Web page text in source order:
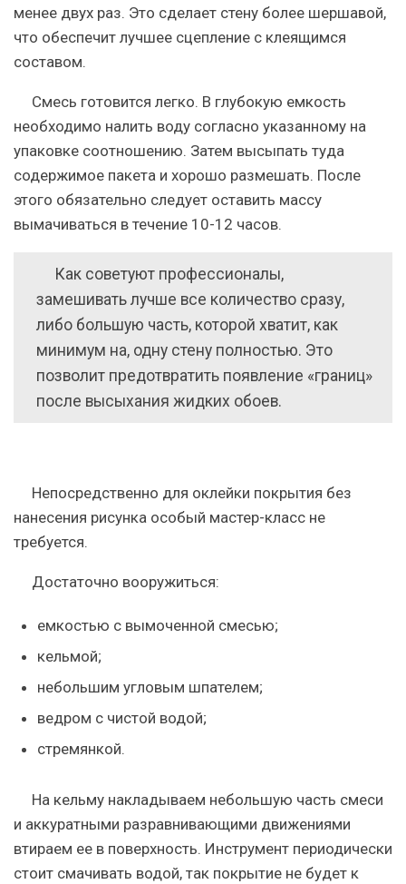
менее двух раз. Это сделает стену более шершавой,
что обеспечит лучшее сцепление с клеящимся
составом.
Смесь готовится легко. В глубокую емкость
необходимо налить воду согласно указанному на
упаковке соотношению. Затем высыпать туда
содержимое пакета и хорошо размешать. После
этого обязательно следует оставить массу
вымачиваться в течение 10-12 часов.
Как советуют профессионалы,
замешивать лучше все количество сразу,
либо большую часть, которой хватит, как
минимум на, одну стену полностью. Это
позволит предотвратить появление «границ»
после высыхания жидких обоев.
Непосредственно для оклейки покрытия без
нанесения рисунка особый мастер-класс не
требуется.
Достаточно вооружиться:
емкостью с вымоченной смесью;
кельмой;
небольшим угловым шпателем;
ведром с чистой водой;
стремянкой.
На кельму накладываем небольшую часть смеси
и аккуратными разравнивающими движениями
втираем ее в поверхность. Инструмент периодически
стоит смачивать водой, так покрытие не будет к